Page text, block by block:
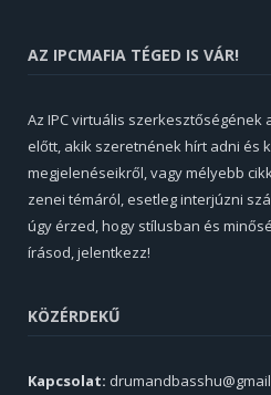
AZ IPCMAFIA TÉGED IS VÁR!
Az IPC virtuális szerkesztőségének
előtt, akik szeretnének hírt adni és
megjelenéseikről, vagy mélyebb
zenei témáról, esetleg interjúzni
úgy érzed, hogy stílusban és
írásod, jelentkezz!
KÖZÉRDEKŰ
Kapcsolat: